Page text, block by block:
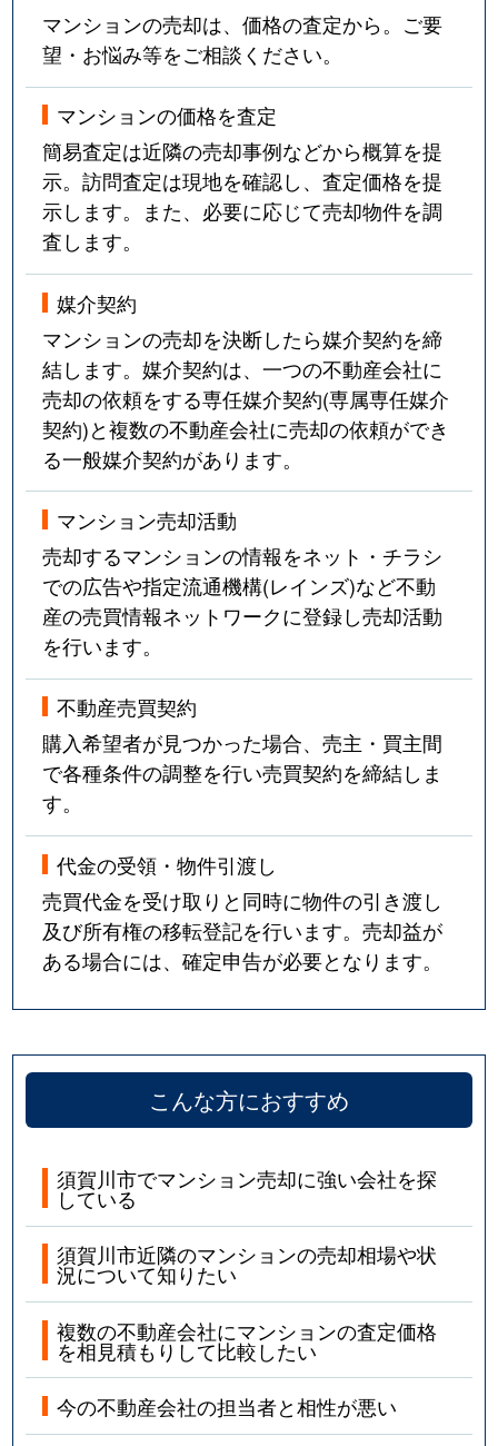
マンションの売却は、価格の査定から。ご要
望・お悩み等をご相談ください。
マンションの価格を査定
簡易査定は近隣の売却事例などから概算を提
示。訪問査定は現地を確認し、査定価格を提
示します。また、必要に応じて売却物件を調
査します。
媒介契約
マンションの売却を決断したら媒介契約を締
結します。媒介契約は、一つの不動産会社に
売却の依頼をする専任媒介契約(専属専任媒介
契約)と複数の不動産会社に売却の依頼ができ
る一般媒介契約があります。
マンション売却活動
売却するマンションの情報をネット・チラシ
での広告や指定流通機構(レインズ)など不動
産の売買情報ネットワークに登録し売却活動
を行います。
不動産売買契約
購入希望者が見つかった場合、売主・買主間
で各種条件の調整を行い売買契約を締結しま
す。
代金の受領・物件引渡し
売買代金を受け取りと同時に物件の引き渡し
及び所有権の移転登記を行います。売却益が
ある場合には、確定申告が必要となります。
こんな方におすすめ
須賀川市でマンション売却に強い会社を探
している
須賀川市近隣のマンションの売却相場や状
況について知りたい
複数の不動産会社にマンションの査定価格
を相見積もりして比較したい
今の不動産会社の担当者と相性が悪い